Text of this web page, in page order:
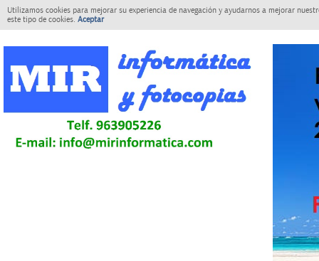
Utilizamos cookies para mejorar su experiencia de navegación y ayudarnos a mejorar
este tipo de cookies. Aceptar